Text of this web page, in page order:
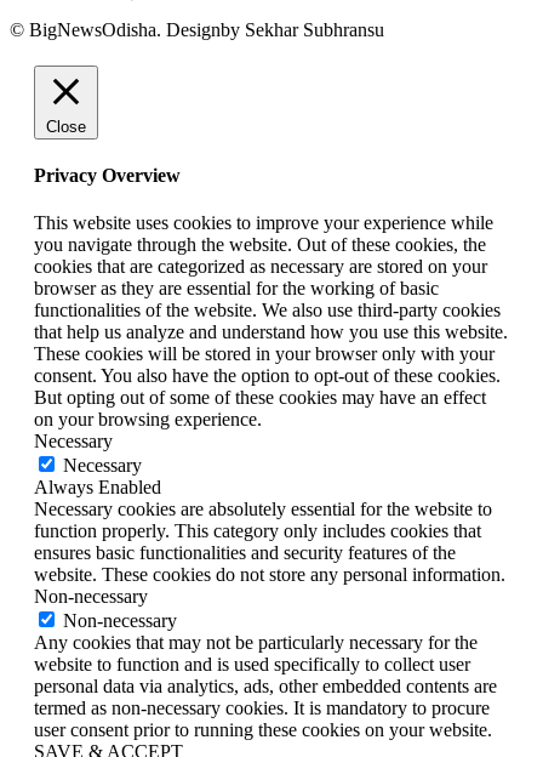
© BigNewsOdisha. Designby Sekhar Subhransu
Close
Privacy Overview
This website uses cookies to improve your experience while
you navigate through the website. Out of these cookies, the
cookies that are categorized as necessary are stored on your
browser as they are essential for the working of basic
functionalities of the website. We also use third-party cookies
that help us analyze and understand how you use this website.
These cookies will be stored in your browser only with your
consent. You also have the option to opt-out of these cookies.
But opting out of some of these cookies may have an effect
on your browsing experience.
Necessary
Necessary
Always Enabled
Necessary cookies are absolutely essential for the website to
function properly. This category only includes cookies that
ensures basic functionalities and security features of the
website. These cookies do not store any personal information.
Non-necessary
Non-necessary
Any cookies that may not be particularly necessary for the
website to function and is used specifically to collect user
personal data via analytics, ads, other embedded contents are
termed as non-necessary cookies. It is mandatory to procure
user consent prior to running these cookies on your website.
SAVE & ACCEPT